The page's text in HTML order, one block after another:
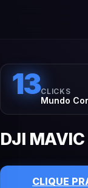
13CLICKS
Mundo
DJI MAVIC
CLIQUE